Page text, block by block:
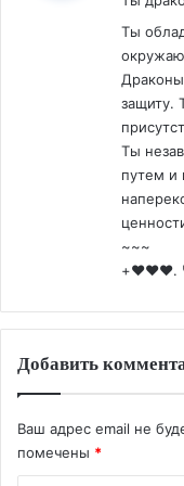
Ты
защиту.
Ты
путем и
~~~
+❤️❤️❤️.
Добавить
Ваш адрес email не
помечены *